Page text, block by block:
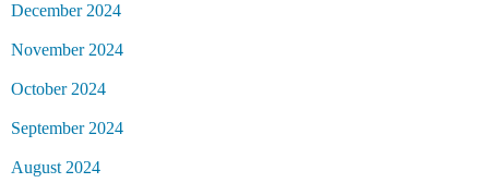
December 2024
November 2024
October 2024
September 2024
August 2024